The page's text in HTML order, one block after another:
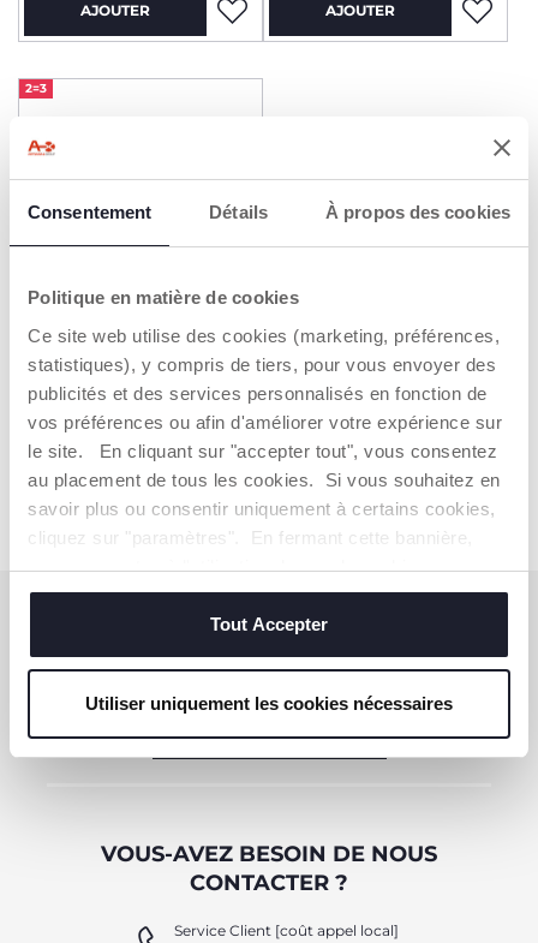
Consentement Détails À propos des cookies
Politique en matière de cookies
Ce site web utilise des cookies (marketing, préférences,
statistiques), y compris de tiers, pour vous envoyer des
publicités et des services personnalisés en fonction de
vos préférences ou afin d'améliorer votre expérience sur
le site. En cliquant sur "accepter tout", vous consentez
au placement de tous les cookies. Si vous souhaitez en
savoir plus ou consentir uniquement à certains cookies,
cliquez sur "paramètres". En fermant cette bannière,
vous consentez à l'utilisation des seuls cookies
techniques, qui sont essentiels au service demandé.
Tout Accepter
Utiliser uniquement les cookies nécessaires
AJOUTER AJOUTER
2=3
Cardigan court à col en V
Dès 32,99 €
S'ABONNER À LA NEWSLETTER
dépenser en ligne.
OBTENIR LA RÉDUCTION
VOUS-AVEZ BESOIN DE NOUS
CONTACTER ?
Service Client [coût appel local]